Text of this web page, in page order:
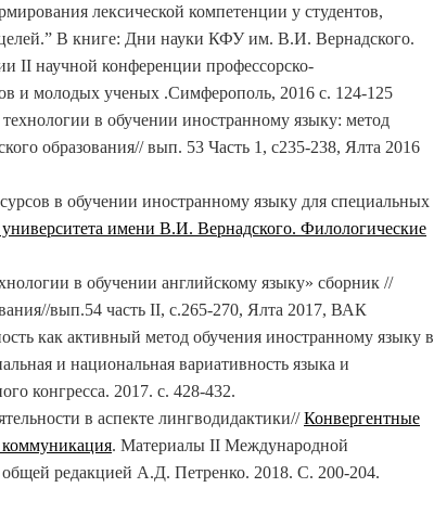
лексической компетенции у студентов,
В книге: Дни науки КФУ им. В.И. Вернадского.
II научной конференции профессорско-
и молодых ученых .Симферополь, 2016 с. 124-125
в обучении иностранному языку: метод
образования// вып. 53 Часть 1, с235-238, Ялта 2016
в обучении иностранному языку для специальных
имени В.И. Вернадского. Филологические
в обучении английскому языку» сборник //
вып.54 часть II, с.265-270, Ялта 2017, ВАК
как активный метод обучения иностранному языку в
и национальная вариативность языка и
конгресса. 2017. с. 428-432.
в аспекте лингводидактики//Конвергентные
. Материалы II Международной
редакцией А.Д. Петренко. 2018. С. 200-204.